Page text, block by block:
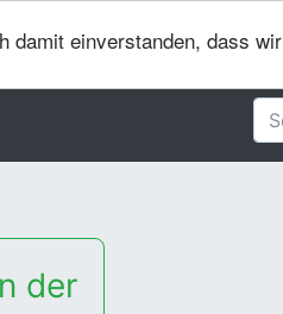
damit einverstanden, dass wir
der